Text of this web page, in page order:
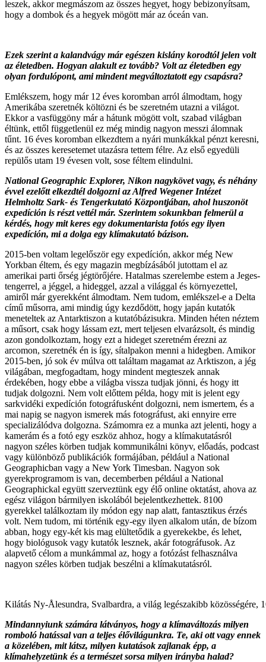
leszek, akkor megmászom az összes hegyet, hogy bebizonyítsam,
hogy a dombok és a hegyek mögött már az óceán van.
Ezek szerint a kalandvágy már egészen kislány korodtól jelen volt
az életedben. Hogyan alakult ez tovább? Volt az életedben egy
olyan fordulópont, ami mindent megváltoztatott egy csapásra?
Emlékszem, hogy már 12 éves koromban arról álmodtam, hogy
Amerikába szeretnék költözni és be szeretném utazni a világot.
Ekkor a vasfüggöny már a hátunk mögött volt, szabad világban
éltünk, ettől függetlenül ez még mindig nagyon messzi álomnak
tűnt. 16 éves koromban elkezdtem a nyári munkákkal pénzt keresni,
és az összes keresetemet utazásra tettem félre. Az első egyedüli
repülős utam 19 évesen volt, sose féltem elindulni.
National Geographic Explorer, Nikon nagykövet vagy, és néhány
évvel ezelőtt elkezdtél dolgozni az Alfred Wegener Intézet
Helmholtz Sark- és Tengerkutató Központjában, ahol huszonöt
expedíción is részt vettél már. Szerintem sokunkban felmerül a
kérdés, hogy mit keres egy dokumentarista fotós egy ilyen
expedíción, mi a dolga egy klímakutató bázison.
2015-ben voltam legelőször egy expedíción, akkor még New
Yorkban éltem, és egy magazin megbízásából jutottam el az
amerikai parti őrség jégtörőjére. Hatalmas szerelembe estem a Jeges-
tengerrel, a jéggel, a hideggel, azzal a világgal és környezettel,
amiről már gyerekként álmodtam. Nem tudom, emlékszel-e a Delta
című műsorra, ami mindig úgy kezdődött, hogy japán kutatók
meneteltek az Antarktiszon a kutatóbázisukra. Minden héten néztem
a műsort, csak hogy lássam ezt, mert teljesen elvarázsolt, és mindig
azon gondolkoztam, hogy ezt a hideget szeretném érezni az
arcomon, szeretnék én is így, sítalpakon menni a hidegben. Amikor
2015-ben, jó sok év múlva ott találtam magamat az Arktiszon, a jég
világában, megfogadtam, hogy mindent megteszek annak
érdekében, hogy ebbe a világba vissza tudjak jönni, és hogy itt
tudjak dolgozni. Nem volt előttem példa, hogy mit is jelent egy
sarkvidéki expedíción fotográfusként dolgozni, nem ismertem, és a
mai napig se nagyon ismerek más fotográfust, aki ennyire erre
specializálódva dolgozna. Számomra ez a munka azt jelenti, hogy a
kamerám és a fotó egy eszköz ahhoz, hogy a klímakutatásról
nagyon széles körben tudjak kommunikálni könyv, előadás, podcast
vagy különböző publikációk formájában, például a National
Geographicban vagy a New York Timesban. Nagyon sok
gyerekprogramom is van, decemberben például a National
Geographickal együtt szerveztünk egy élő online oktatást, ahova az
egész világon bármilyen iskolából bejelentkezhettek. 8100
gyerekkel találkoztam ily módon egy nap alatt, fantasztikus érzés
volt. Nem tudom, mi történik egy-egy ilyen alkalom után, de bízom
abban, hogy egy-két kis mag elültetődik a gyerekekbe, és lehet,
hogy biológusok vagy kutatók lesznek, akár fotográfusok. Az
alapvető célom a munkámmal az, hogy a fotózást felhasználva
nagyon széles körben tudjak beszélni a klímakutatásról.
Kilátás Ny-Ålesundra, Svalbardra, a világ legészakibb közösségére,
Mindannyiunk számára látványos, hogy a klímaváltozás milyen
romboló hatással van a teljes élővilágunkra. Te, aki ott vagy ennek
a közelében, mit látsz, milyen kutatások zajlanak épp, a
klímahelyzetünk és a természet sorsa milyen irányba halad?